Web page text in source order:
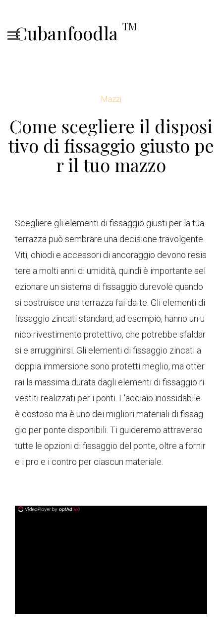
Cubanfoodla TM
Mazzi
Come scegliere il disposi
tivo di fissaggio giusto pe
r il tuo mazzo
Scegliere gli elementi di fissaggio giusti per la tua
terrazza può sembrare una decisione travolgente.
Viti, chiodi e accessori di ancoraggio devono resis
tere a molti anni di umidità, quindi è importante sel
ezionare un sistema di fissaggio durevole quando
si costruisce una terrazza fai-da-te. Gli elementi di
fissaggio zincati standard, ad esempio, hanno un u
nico rivestimento protettivo, che potrebbe sfaldar
si e arrugginirsi. Gli elementi di fissaggio zincati a
doppia immersione sono protetti meglio, ma otter
rai la massima durata dagli elementi di fissaggio ri
vestiti realizzati per i ponti. L'acciaio inossidabile
è costoso ma è uno dei migliori materiali di fissag
gio per ponte disponibili. Ti guideremo attraverso
tutte le opzioni di fissaggio del ponte, oltre a fornir
e i pro e i contro per ciascun materiale.